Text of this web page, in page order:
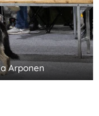
Arponen